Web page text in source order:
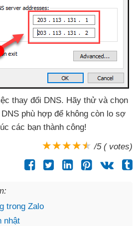
thay đổi DNS. Hãy thử và chọn
phù hợp để không còn lo sợ
các bạn thành công!
/5 ( votes)
trong Zalo
nhật